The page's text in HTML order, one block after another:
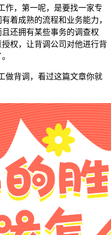
作，第一呢，是要找一家专
着成熟的流程和业务能力，
还拥有某些事务的调查权
权，让背调公司对他进行背
做背调，看过这篇文章你就